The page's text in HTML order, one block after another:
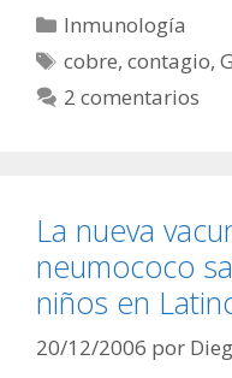
Categorías
Inmunología
Etiquetas
cobre,contagio,
2 comentarios
La nueva
neumococo
niños en
20/12/2006 por